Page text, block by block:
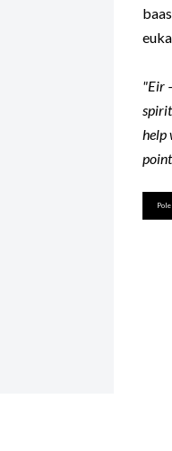
"Eir
help